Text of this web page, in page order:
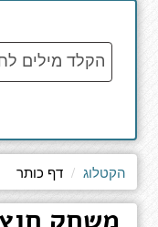
הקלד
מילים
לחיפוש
הקטלוג דף כותר